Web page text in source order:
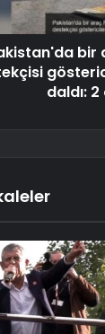
bir
daldı: 2